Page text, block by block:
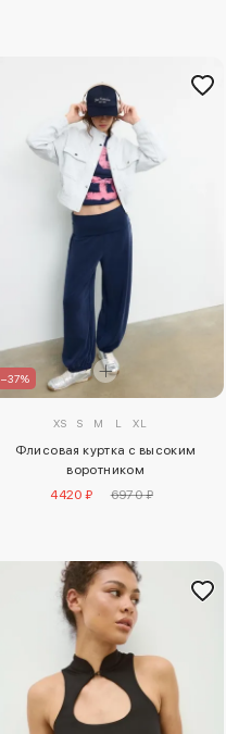
–37%
XS S M L XL
Флисовая куртка с высоким
воротником
4420 ₽
6970 ₽